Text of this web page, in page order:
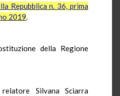
Repubblica n. 36, prima
2019.
della Regione
Silvana Sciarra